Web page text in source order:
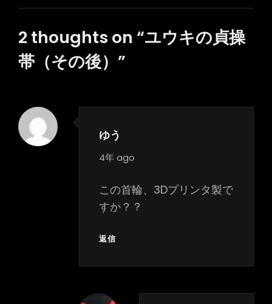
ー
シ
ョ
ン
2 thoughts on “ユウキの貞操
帯（その後） ”
ゆう
says:
4年 ago
この首輪、3Dプリンタ製で
すか？？
返信